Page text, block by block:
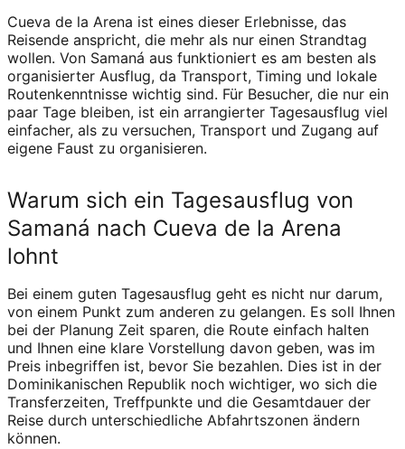
Cueva de la Arena ist eines dieser Erlebnisse, das
Reisende anspricht, die mehr als nur einen Strandtag
wollen. Von Samaná aus funktioniert es am besten als
organisierter Ausflug, da Transport, Timing und lokale
Routenkenntnisse wichtig sind. Für Besucher, die nur ein
paar Tage bleiben, ist ein arrangierter Tagesausflug viel
einfacher, als zu versuchen, Transport und Zugang auf
eigene Faust zu organisieren.
Warum sich ein Tagesausflug von
Samaná nach Cueva de la Arena
lohnt
Bei einem guten Tagesausflug geht es nicht nur darum,
von einem Punkt zum anderen zu gelangen. Es soll Ihnen
bei der Planung Zeit sparen, die Route einfach halten
und Ihnen eine klare Vorstellung davon geben, was im
Preis inbegriffen ist, bevor Sie bezahlen. Dies ist in der
Dominikanischen Republik noch wichtiger, wo sich die
Transferzeiten, Treffpunkte und die Gesamtdauer der
Reise durch unterschiedliche Abfahrtszonen ändern
können.